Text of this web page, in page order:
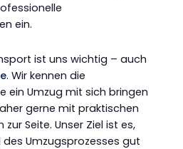
ein.
ist uns wichtig – auch
. Wir kennen die
ein Umzug mit sich bringen
gerne mit praktischen
Seite. Unser Ziel ist es,
Umzugsprozesses gut